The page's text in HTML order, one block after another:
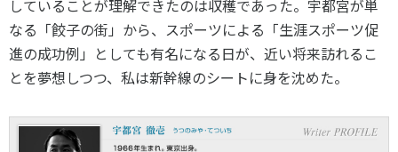
していることが理解できたのは収穫であった。宇都宮が単
なる「餃子の街」から、スポーツによる「生涯スポーツ促
進の成功例」としても有名になる日が、近い将来訪れるこ
とを夢想しつつ、私は新幹線のシートに身を沈めた。